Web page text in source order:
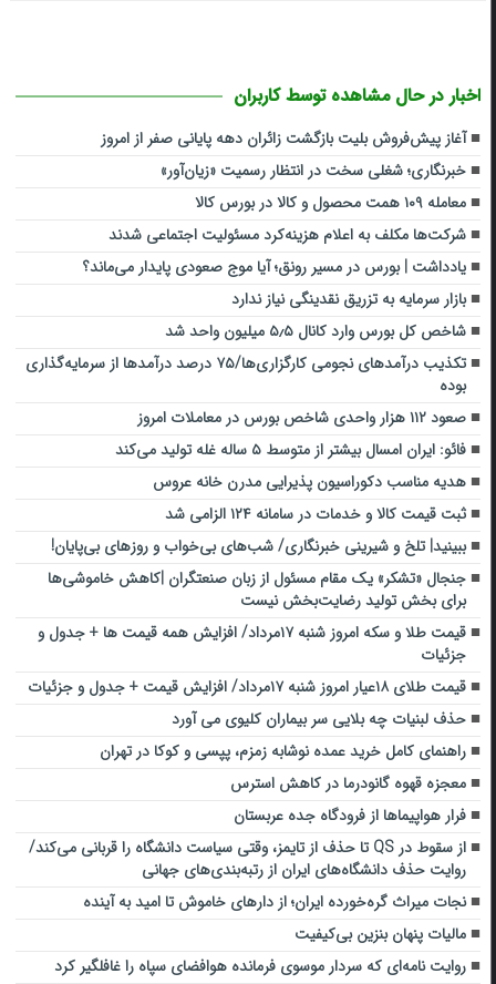
اخبار در حال مشاهده توسط کاربران
آغاز پیش‌فروش بلیت بازگشت زائران دهه پایانی صفر از امروز
خبرنگاری؛ شغلی سخت در انتظار رسمیت «زیان‌آور»
معامله ۱۰۹ همت محصول و کالا در بورس کالا
شرکت‌ها مکلف به اعلام هزینه‌کرد مسئولیت اجتماعی شدند
یادداشت | بورس در مسیر رونق؛ آیا موج صعودی پایدار می‌ماند؟
بازار سرمایه به تزریق نقدینگی نیاز ندارد
شاخص کل بورس وارد کانال ۵٫۵ میلیون واحد شد
تکذیب درآمدهای نجومی کارگزاری‌ها/۷۵ درصد درآمدها از سرمایه‌گذاری
بوده
صعود ۱۱۲ هزار واحدی شاخص بورس در معاملات امروز
فائو: ایران امسال بیشتر از متوسط ۵ ساله غله تولید می‌کند
هدیه مناسب دکوراسیون پذیرایی مدرن خانه عروس
ثبت قیمت کالا و خدمات در سامانه ۱۲۴ الزامی شد
ببینید| تلخ و شیرینی خبرنگاری/‌ شب‌های بی‌خواب و روزهای بی‌پایان!
جنجال «تشکر» یک مقام مسئول از زبان صنعتگران |کاهش خاموشی‌ها
برای بخش تولید رضایت‌بخش نیست
قیمت طلا و سکه امروز شنبه ۱۷مرداد/ افزایش همه قیمت ها + جدول و
جزئیات
قیمت طلای ۱۸عیار امروز شنبه ۱۷مرداد/ افزایش قیمت + جدول و جزئیات
حذف لبنیات چه بلایی سر بیماران کلیوی می آورد
راهنمای کامل خرید عمده نوشابه زمزم، پپسی و کوکا در تهران
معجزه قهوه گانودرما در کاهش استرس
فرار هواپیماها از فرودگاه جده عربستان
از سقوط در QS تا حذف از تایمز، وقتی سیاست دانشگاه را قربانی می‌کند/
روایت حذف دانشگاه‌های ایران از رتبه‌بندی‌های جهانی
نجات میراث گره‌خورده ایران؛ از دارهای خاموش تا امید به آینده
مالیات پنهان بنزین بی‌کیفیت
روایت نامه‌ای که سردار موسوی فرمانده هوافضای سپاه را غافلگیر کرد